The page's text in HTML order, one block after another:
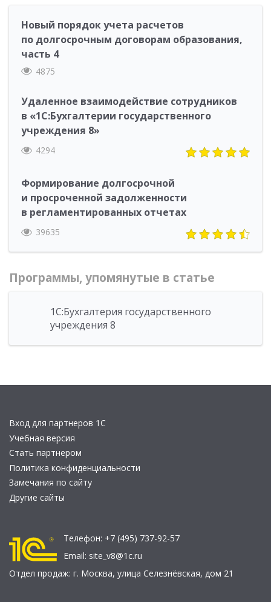
Новый порядок учета расчетов
по долгосрочным договорам образования,
часть 4
4875
Удаленное взаимодействие сотрудников
в «1С:Бухгалтерии государственного
учреждения 8»
4294
Формирование долгосрочной
и просроченной задолженности
в регламентированных отчетах
39635
Программы, упомянутые в статье
1С:Бухгалтерия государственного
учреждения 8
Вход для партнеров 1С
Учебная версия
Стать партнером
Политика конфиденциальности
Замечания по сайту
Другие сайты
Телефон: +7 (495) 737-92-57
Email: site_v8@1c.ru
Отдел продаж: г. Москва, улица Селезнёвская, дом 21